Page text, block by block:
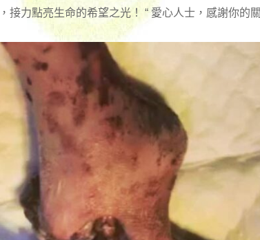
接力點亮生命的希望之光！ “ 愛心人士，感謝你的